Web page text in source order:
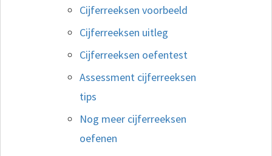
Cijferreeksen voorbeeld
Cijferreeksen uitleg
Cijferreeksen oefentest
Assessment cijferreeksen
tips
Nog meer cijferreeksen
oefenen